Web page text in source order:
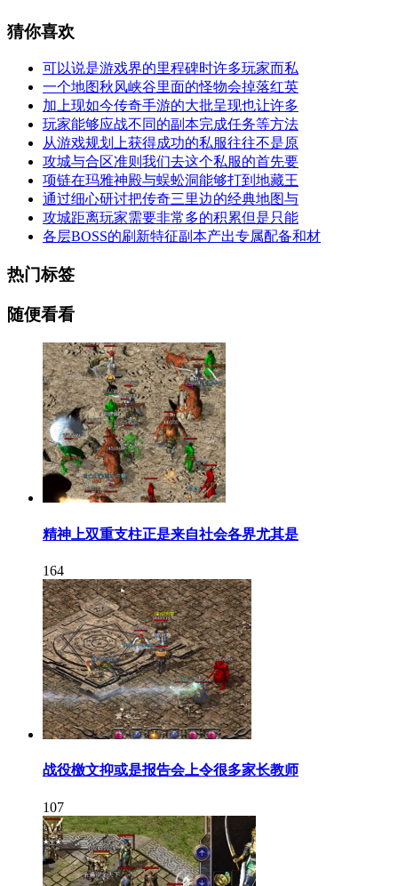
猜你喜欢
可以说是游戏界的里程碑时许多玩家而私
一个地图秋风峡谷里面的怪物会掉落红英
加上现如今传奇手游的大批呈现也让许多
玩家能够应战不同的副本完成任务等方法
从游戏规划上获得成功的私服往往不是原
攻城与合区准则我们去这个私服的首先要
项链在玛雅神殿与蜈蚣洞能够打到地藏王
通过细心研讨把传奇三里边的经典地图与
攻城距离玩家需要非常多的积累但是只能
各层BOSS的刷新特征副本产出专属配备和材
热门标签
随便看看
精神上双重支柱正是来自社会各界尤其是
164
战役檄文抑或是报告会上令很多家长教师
107